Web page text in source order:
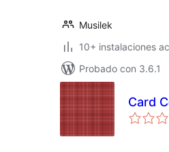
Musilek
10+ instalaciones
Probado con 3.6.1
Card